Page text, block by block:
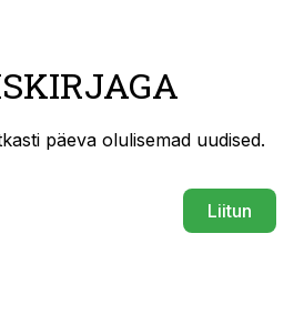
päeva olulisemad uudised.
Liitun